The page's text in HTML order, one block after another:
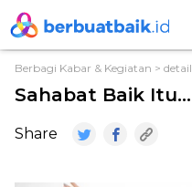
Berbagi Kabar & Kegiatan > detail
Sahabat Baik Itu…
Share